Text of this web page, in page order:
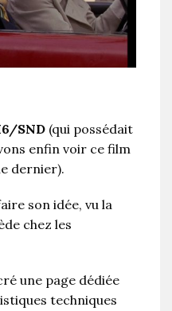
SND (qui possédait
enfin voir ce film
dernier).
son idée, vu la
chez les
une page dédiée
techniques